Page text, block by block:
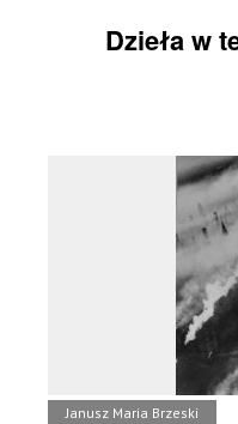
Dzieła w
Janusz Maria Brzeski